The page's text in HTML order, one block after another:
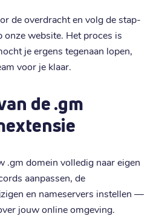
de overdracht en volg de stap-
website. Het proces is
je ergens tegenaan lopen,
voor je klaar.
de .gm
.gm domein volledig naar eigen
aanpassen, de
en nameservers instellen —
jouw online omgeving.